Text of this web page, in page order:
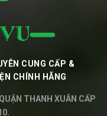
CUNG CẤP &
CHÍNH HÃNG
THANH XUÂN CẤP